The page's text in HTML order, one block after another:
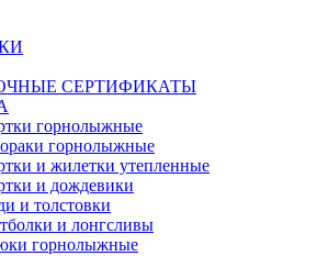
СЕРТИФИКАТЫ
горнолыжные
горнолыжные
и жилетки утепленные
и дождевики
и толстовки
и лонгсливы
горнолыжные